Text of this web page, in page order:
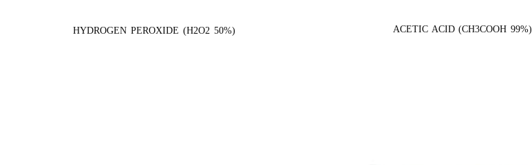
HYDROGEN PEROXIDE (H2O2 50%) ACETIC ACID (CH3COOH 99%)